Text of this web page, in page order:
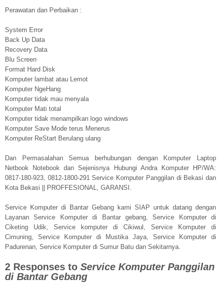
Perawatan dan Perbaikan :
System Error
Back Up Data
Recovery Data
Blu Screen
Format Hard Disk
Komputer lambat atau Lemot
Komputer NgeHang
Komputer tidak mau menyala
Komputer Mati total
Komputer tidak menampilkan logo windows
Komputer Save Mode terus Menerus
Komputer ReStart Berulang ulang
Dan Permasalahan Semua berhubungan dengan Komputer Laptop
Netbook Notebook dan Sejenisnya Hubungi Andra Komputer HP/WA:
0817-180-923, 0812-1800-291 Service Komputer Panggilan di Bekasi dan
Kota Bekasi || PROFFESIONAL, GARANSI.
Service Komputer di Bantar Gebang kami SIAP untuk datang dengan
Layanan Service Komputer di Bantar gebang, Service Komputer di
Ciketing Udik, Service komputer di Cikiwul, Service Komputer di
Cimuning, Service Komputer di Mustika Jaya, Service Komputer di
Padurenan, Service Komputer di Sumur Batu dan Sekitarnya.
2 Responses to Service Komputer Panggilan
di Bantar Gebang